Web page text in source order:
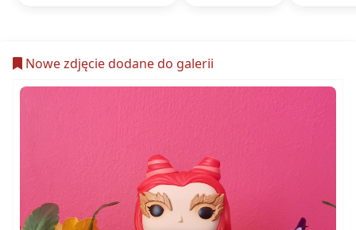
Nowe zdjęcie dodane do galerii